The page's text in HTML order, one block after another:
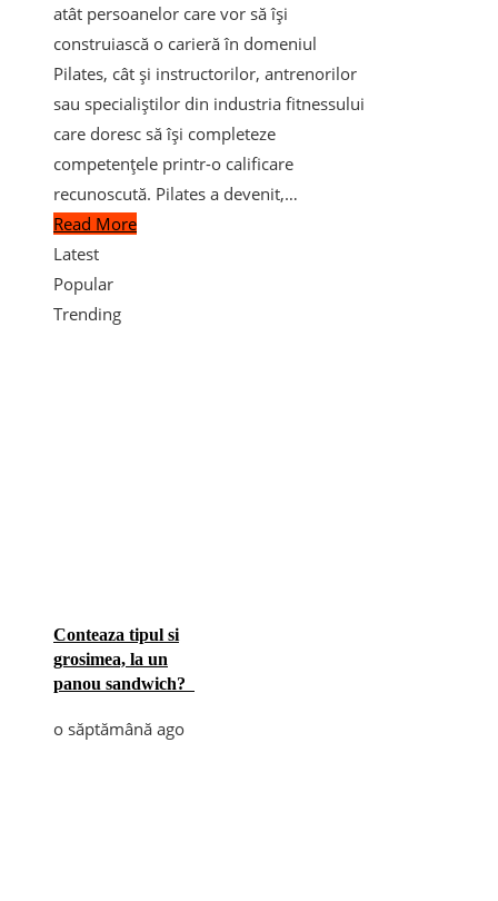
atât persoanelor care vor să își
construiască o carieră în domeniul
Pilates, cât și instructorilor, antrenorilor
sau specialiștilor din industria fitnessului
care doresc să își completeze
competențele printr-o calificare
recunoscută. Pilates a devenit,…
Read More
Latest
Popular
Trending
Conteaza tipul si
grosimea, la un
panou sandwich?
o săptămână ago